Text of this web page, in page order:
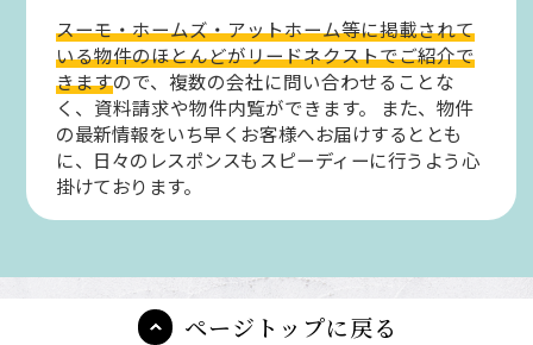
スーモ・ホームズ・アットホーム等に掲載されて
いる物件のほとんどがリードネクストでご紹介で
きますので、複数の会社に問い合わせることな
く、資料請求や物件内覧ができます。
また、物件
の最新情報をいち早くお客様へお届けするととも
に、日々のレスポンスもスピーディーに行うよう心
掛けております。
ページトップに戻る